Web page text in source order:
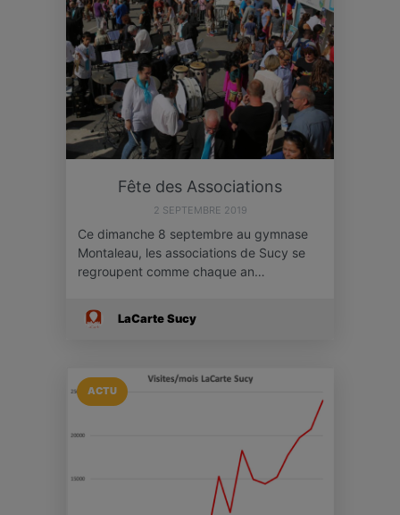
Fête des Associations
2 SEPTEMBRE 2019
Ce dimanche 8 septembre au gymnase
Montaleau, les associations de Sucy se
regroupent comme chaque an…
LaCarte Sucy
ACTU